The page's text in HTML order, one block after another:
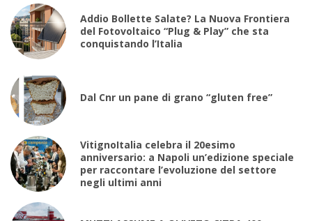
Addio Bollette Salate? La Nuova Frontiera
del Fotovoltaico “Plug & Play” che sta
conquistando l’Italia
Dal Cnr un pane di grano “gluten free”
VitignoItalia celebra il 20esimo
anniversario: a Napoli un’edizione speciale
per raccontare l’evoluzione del settore
negli ultimi anni